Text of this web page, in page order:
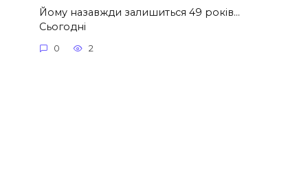
Йому назавжди залишиться 49 років…
Сьогодні
0 2